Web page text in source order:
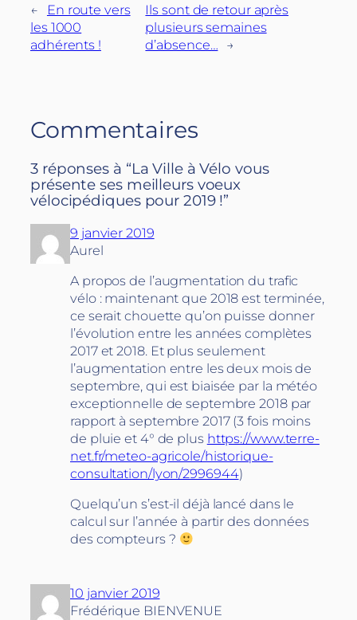
←
En route vers
les 1000
adhérents !
Ils sont de retour après
plusieurs semaines
d’absence… →
Commentaires
3 réponses à “La Ville à Vélo vous
présente ses meilleurs voeux
vélocipédiques pour 2019 !”
9 janvier 2019
Aurel
A propos de l’augmentation du trafic
vélo : maintenant que 2018 est terminée,
ce serait chouette qu’on puisse donner
l’évolution entre les années complètes
2017 et 2018. Et plus seulement
l’augmentation entre les deux mois de
septembre, qui est biaisée par la météo
exceptionnelle de septembre 2018 par
rapport à septembre 2017 (3 fois moins
de pluie et 4° de plus https://www.terre-
net.fr/meteo-agricole/historique-
consultation/lyon/2996944)
Quelqu’un s’est-il déjà lancé dans le
calcul sur l’année à partir des données
des compteurs ?
10 janvier 2019
Frédérique BIENVENUE